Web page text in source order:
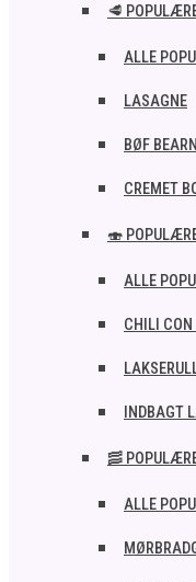
🥩
ALLE
LASAGNE
BØF
CREMET
🍣
ALLE
CHILI CON
INDBAGT
🥓
ALLE